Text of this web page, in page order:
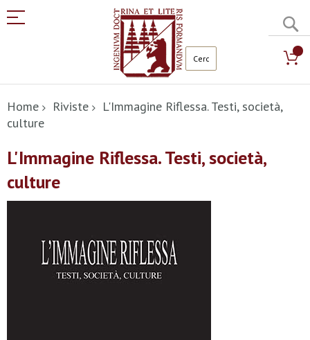
al
contenuto
Home Riviste
L'Immagine Riflessa. Testi, società,
culture
L'Immagine Riflessa. Testi, società,
culture